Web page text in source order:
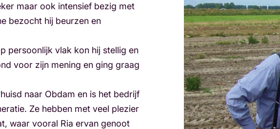
maar ook intensief bezig met
bezocht hij beurzen en
persoonlijk vlak kon hij stellig en
voor zijn mening en ging graag
naar Obdam en is het bedrijf
Ze hebben met veel plezier
waar vooral Ria ervan genoot